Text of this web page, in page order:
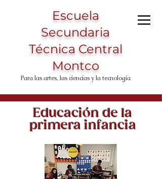
Escuela
Secundaria
Técnica Central
Montco
Para las artes, las ciencias y la tecnología
Educación de la
primera infancia